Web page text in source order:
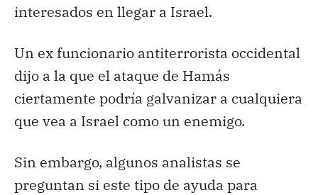
interesados en llegar a Israel.
Un ex funcionario antiterrorista occidental
dijo a la que el ataque de Hamás
ciertamente podría galvanizar a cualquiera
que vea a Israel como un enemigo.
Sin embargo, algunos analistas se
preguntan si este tipo de ayuda para